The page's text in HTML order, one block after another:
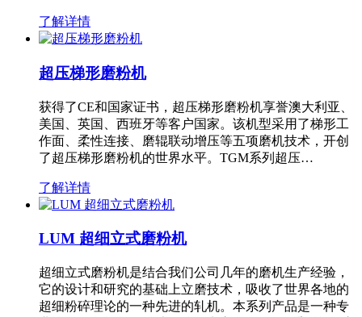
了解详情
超压梯形磨粉机
获得了CE和国家证书，超压梯形磨粉机享誉澳大利亚、
美国、英国、西班牙等客户国家。该机型采用了梯形工
作面、柔性连接、磨辊联动增压等五项磨机技术，开创
了超压梯形磨粉机的世界水平。TGM系列超压…
了解详情
LUM 超细立式磨粉机
超细立式磨粉机是结合我们公司几年的磨机生产经验，
它的设计和研究的基础上立磨技术，吸收了世界各地的
超细粉碎理论的一种先进的轧机。本系列产品是一种专